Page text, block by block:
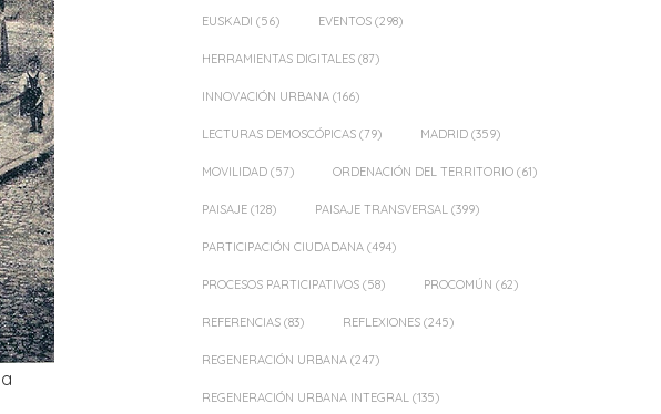
EUSKADI (56) EVENTOS (298)
HERRAMIENTAS DIGITALES (87)
INNOVACIÓN URBANA (166)
LECTURAS DEMOSCÓPICAS (79) MADRID (359)
MOVILIDAD (57) ORDENACIÓN DEL TERRITORIO (61)
PAISAJE (128) PAISAJE TRANSVERSAL (399)
PARTICIPACIÓN CIUDADANA (494)
PROCESOS PARTICIPATIVOS (58) PROCOMÚN (62)
REFERENCIAS (83) REFLEXIONES (245)
REGENERACIÓN URBANA (247)
REGENERACIÓN URBANA INTEGRAL (135)